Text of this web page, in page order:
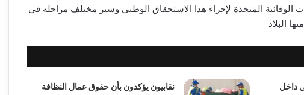
الوقائية المتخذة لإجراء هذا الاستحقاق الوطني وسير مختلف مراحله في
البلاد
داخل
نقابيون يؤكدون بأن حقوق عمال النظافة